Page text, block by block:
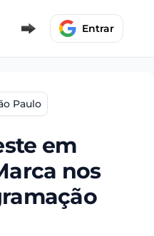
Entrar
Paulo
em
nos